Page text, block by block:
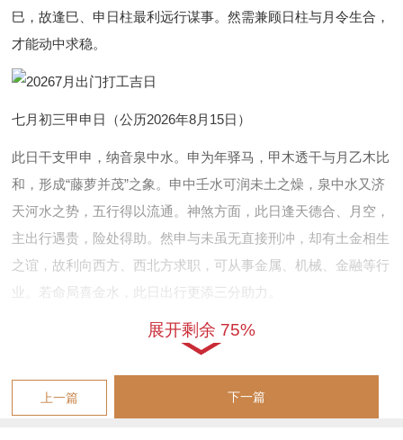
巳，故逢巳、申日柱最利远行谋事。然需兼顾日柱与月令生合，
才能动中求稳。
七月初三甲申日（公历2026年8月15日）
此日干支甲申，纳音泉中水。申为年驿马，甲木透干与月乙木比
和，形成“藤萝并茂”之象。申中壬水可润未土之燥，泉中水又济
天河水之势，五行得以流通。神煞方面，此日逢天德合、月空，
主出行遇贵，险处得助。然申与未虽无直接刑冲，却有土金相生
之谊，故利向西方、西北方求职，可从事金属、机械、金融等行
业。若命局喜金水，此日出行更添三分助力。
七月十一壬辰日（公历2026年8月23日）
库收纳未土之燥。辰申半合水局，与年柱丙午形成“水火既济”之
吉兆。神煞见天贵、福星，主谋事顺遂，得人提携。然辰未比
展开剩余 75%
上一篇 下一篇